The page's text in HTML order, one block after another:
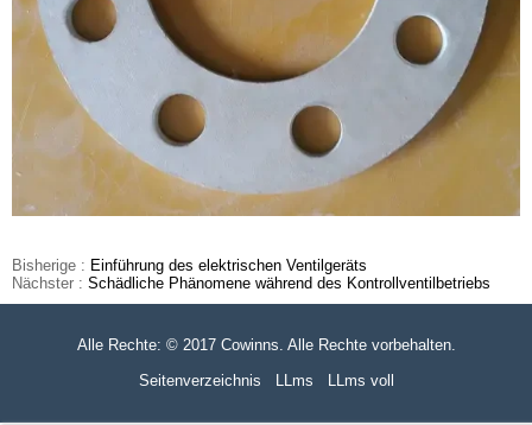
Bisherige : Einführung des elektrischen Ventilgeräts
Nächster : Schädliche Phänomene während des Kontrollventilbetriebs
Alle Rechte: © 2017 Cowinns. Alle Rechte vorbehalten.
Seitenverzeichnis
LLms LLms voll